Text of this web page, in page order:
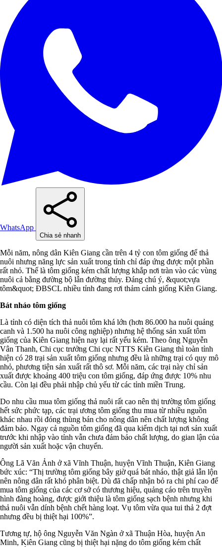
WhatsApp
Chia sẻ nhanh
Mỗi năm, nông dân Kiên Giang cần trên 4 tỷ con tôm giống để thả
nuôi nhưng năng lực sản xuất trong tỉnh chỉ đáp ứng được một phần
rất nhỏ. Thế là tôm giống kém chất lượng khắp nơi tràn vào các vùng
nuôi cả bằng đường bộ lẫn đường thủy. Đáng chú ý, &quot;vựa
tôm&quot; ĐBSCL nhiều tỉnh đang rơi thảm cảnh giống Kiên Giang.
Bát nháo tôm giống
Là tỉnh có diện tích thả nuôi tôm khá lớn (hơn 86.000 ha nuôi quảng
canh và 1.500 ha nuôi công nghiệp) nhưng hệ thống sản xuất tôm
giống của Kiên Giang hiện nay lại rất yếu kém. Theo ông Nguyễn
Vân Thanh, Chi cục trưởng Chi cục NTTS Kiên Giang thì toàn tỉnh
hiện có 28 trại sản xuất tôm giống nhưng đều là những trại có quy mô
nhỏ, phương tiện sản xuất rất thô sơ. Mỗi năm, các trại này chỉ sản
xuất được khoảng 400 triệu con tôm giống, đáp ứng được 10% nhu
cầu. Còn lại đều phải nhập chủ yếu từ các tỉnh miền Trung.
Do nhu cầu mua tôm giống thả nuôi rất cao nên thị trường tôm giống
hết sức phức tạp, các trại ương tôm giống thu mua từ nhiều nguồn
khác nhau rồi đóng thùng bán cho nông dân nên chất lượng không
đảm bảo. Ngay cả nguồn tôm giống đã qua kiểm dịch tại nơi sản xuất
trước khi nhập vào tỉnh vẫn chưa đảm bảo chất lượng, do gian lận của
người sản xuất hoặc vận chuyển.
Ông Lã Văn Ảnh ở xã Vĩnh Thuận, huyện Vĩnh Thuận, Kiên Giang
bức xúc: “Thị trường tôm giống bây giờ quá bát nháo, thật giả lẫn lộn
nên nông dân rất khó phân biệt. Dù đã chấp nhận bỏ ra chi phí cao để
mua tôm giống của các cơ sở có thương hiệu, quảng cáo trên truyền
hình đàng hoàng, được giới thiệu là tôm giống sạch bệnh nhưng khi
thả nuôi vẫn dính bệnh chết hàng loạt. Vụ tôm vừa qua tui thả 2 đợt
nhưng đều bị thiệt hại 100%”.
Tương tự, hộ ông Nguyễn Văn Ngàn ở xã Thuận Hòa, huyện An
Minh, Kiên Giang cũng bị thiệt hại nặng do tôm giống kém chất